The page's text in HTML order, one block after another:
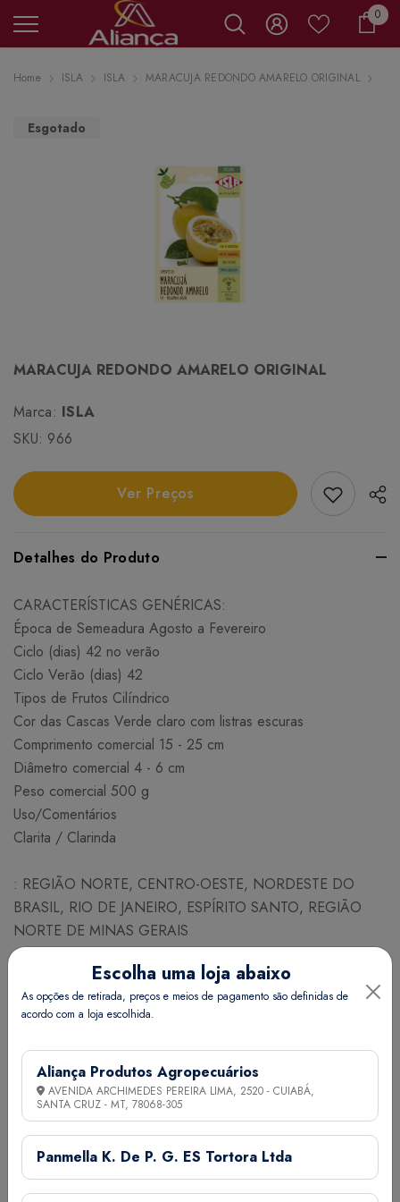
00
Home ISLA ISLA MARACUJA REDONDO AMARELO ORIGINAL
Esgotado
MARACUJA REDONDO AMARELO ORIGINAL
Marca: ISLA
SKU: 966
Ver Preços Add
Detalhes do Produto
CARACTERÍSTICAS GENÉRICAS:
Época de Semeadura Agosto a Fevereiro
Ciclo (dias) 42 no verão
Ciclo Verão (dias) 42
Tipos de Frutos Cilíndrico
Cor das Cascas Verde claro com listras escuras
Comprimento comercial 15 - 25 cm
Diâmetro comercial 4 - 6 cm
Peso comercial 500 g
Uso/Comentários
Clarita / Clarinda
: REGIÃO NORTE, CENTRO-OESTE, NORDESTE DO
BRASIL, RIO DE JANEIRO, ESPÍRITO SANTO, REGIÃO
NORTE DE MINAS GERAIS
JANEIRO FEVEREIRO MARÇO ABRIL MAIO JUNHO JULHO
AGOSTO SETEMBRO OUTUBRO NOVEMBRO
DEZEMBRO
NECESSIDADE DE SEMESTES PARA PLANTIO
Espaçamento (cm) Linhas x Plantas 100 x 100
Nº de plantas / ha 10000
Nº aproximado de sementes / g 7
Necessidade (Kg/ha) 4,5
Quant. de adubo NPK (g) por co 25
Escolha uma loja abaixo
As opções de retirada, preços e meios de pagamento são definidas de
acordo com a loja escolhida.
Aliança Produtos Agropecuários
AVENIDA ARCHIMEDES PEREIRA LIMA, 2520 - CUIABÁ,
SANTA CRUZ - MT, 78068-305
Panmella K. De P. G. ES Tortora Ltda